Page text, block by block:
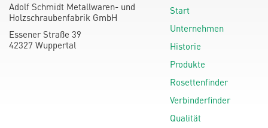
Adolf Schmidt Metallwaren- und
Holzschraubenfabrik GmbH
Essener Straße 39
42327 Wuppertal
Start
Unternehmen
Historie
Produkte
Rosettenfinder
Verbinderfinder
Qualität